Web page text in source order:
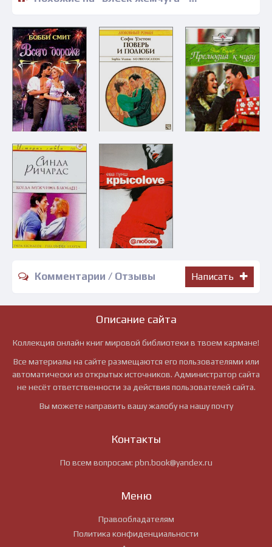
Комментарии / Отзывы Написать
Описание сайта
Коллекция онлайн книг мировой библиотеки в твоем кармане!
Все материалы на сайте размещаются его пользователями или
автоматически из открытых источников. Администратор сайта
не несёт ответственности за действия пользователей сайта.
Вы можете направить вашу жалобу на нашу почту
Контакты
По всем вопросам: pbn.book@yandex.ru
Меню
Правообладателям
Политика конфиденциальности